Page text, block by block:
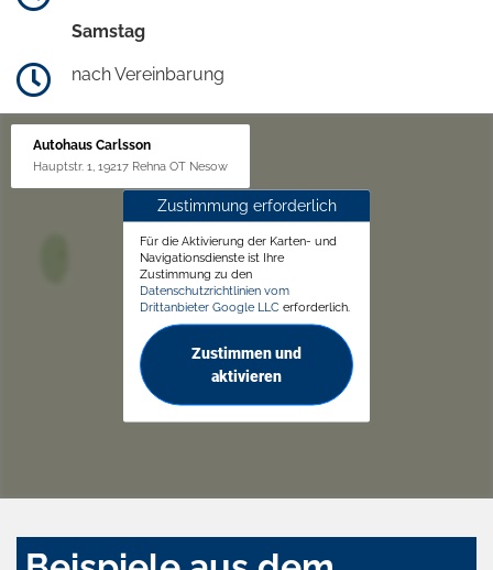
Samstag
nach Vereinbarung
Autohaus Carlsson
Hauptstr. 1, 19217 Rehna OT Nesow
Zustimmung erforderlich
Für die Aktivierung der Karten- und
Navigationsdienste ist Ihre
Zustimmung zu den
Datenschutzrichtlinien vom
Drittanbieter Google LLC erforderlich.
Zustimmen und
aktivieren